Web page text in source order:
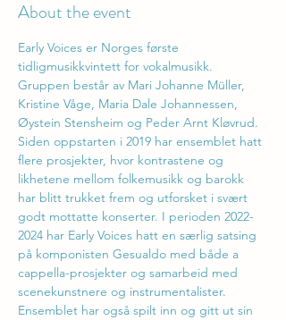
About the event
Early Voices er Norges første
tidligmusikkvintett for vokalmusikk.
Gruppen består av Mari Johanne Müller,
Kristine Våge, Maria Dale Johannessen,
Øystein Stensheim og Peder Arnt Kløvrud.
Siden oppstarten i 2019 har ensemblet hatt
flere prosjekter, hvor kontrastene og
likhetene mellom folkemusikk og barokk
har blitt trukket frem og utforsket i svært
godt mottatte konserter. I perioden 2022-
2024 har Early Voices hatt en særlig satsing
på komponisten Gesualdo med både a
cappella-prosjekter og samarbeid med
scenekunstnere og instrumentalister.
Ensemblet har også spilt inn og gitt ut sin